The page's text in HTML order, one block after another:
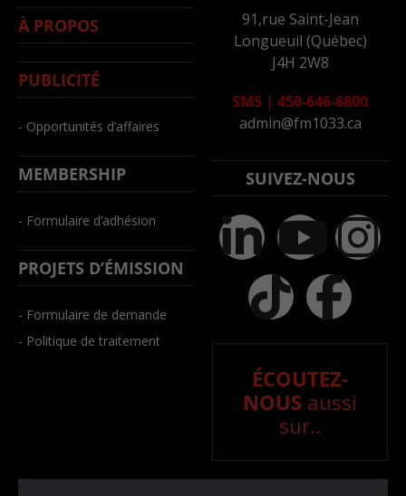
À PROPOS
PUBLICITÉ
- Opportunités d’affaires
MEMBERSHIP
- Formulaire d’adhésion
PROJETS D’ÉMISSION
- Formulaire de demande
- Politique de traitement
91,rue Saint-Jean
Longueuil (Québec)
J4H 2W8
SMS | 450-646-6800
admin@fm1033.ca
SUIVEZ-NOUS
ÉCOUTEZ-
NOUS aussi
sur..